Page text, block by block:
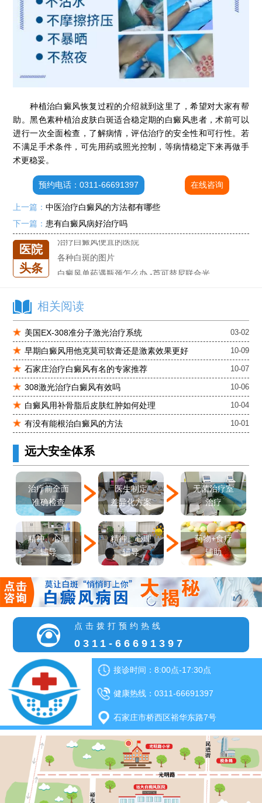
种植治白癜风恢复过程的介绍就到这里了，希望对大家有帮
助。黑色素种植治皮肤白斑适合稳定期的白癜风患者，术前可以
进行一次全面检查，了解病情，评估治疗的安全性和可行性。若
不满足手术条件，可先用药或照光控制，等病情稳定下来再做手
术更稳妥。
预约电话：0311-66691397 在线咨询
上一篇：中医治疗白癜风的方法都有哪些
下一篇： 患有白癜风病好治疗吗
医院
头条
石家庄专治白斑医院
治疗白癜风便宜的医院
白癜风单药遇瓶颈怎么办 -芦可替尼联合光疗，让难治部位"跟上来"
进口芦可替尼临床公益招募50名——石家庄远大第5届青少年白癜风复色夏令营启动
肚子上有几块白色斑块怎么治
小孩有白斑是怎么回事
石家庄治白癜风的正规医院
石家庄远大中医皮肤医院怎么样
石家庄专治白斑医院
治疗白癜风便宜的医院
各种白斑的图片
肚子上有几块白色斑块怎么治
相关阅读
美国EX-308准分子激光治疗系统 03-02
早期白癜风用他克莫司软膏还是激素效果更好 10-09
石家庄治疗白癜风有名的专家推荐 10-07
308激光治疗白癜风有效吗 10-06
白癜风用补骨脂后皮肤红肿如何处理 10-04
有没有能根治白癜风的方法 10-01
远大安全体系
治疗前全面
准确检查
医生制定
差异化方案
无菌治疗室
治疗
精神、心理
辅导
精神、心理
辅导
药物+食疗
辅助
点击拨打预约热线
0311-66691397
接诊时间：8:00点-17:30点
健康热线：0311-66691397
石家庄市桥西区裕华东路7号